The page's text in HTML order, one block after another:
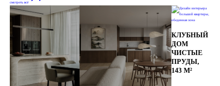
смотреть всё
КЛУБНЫЙ
ДОМ
ЧИСТЫЕ
ПРУДЫ,
143 М²